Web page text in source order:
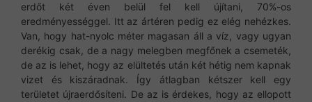
erdőt két éven belül fel kell újítani, 70%-os
eredményességgel. Itt az ártéren pedig ez elég nehézkes.
Van, hogy hat-nyolc méter magasan áll a víz, vagy ugyan
derékig csak, de a nagy melegben megfőnek a csemeték,
de az is lehet, hogy az elültetés után két hétig nem kapnak
vizet és kiszáradnak. Így átlagban kétszer kell egy
területet újraerdősíteni. De az is érdekes, hogy az ellopott